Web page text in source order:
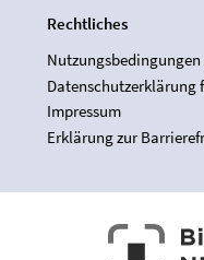
Rechtliches
Nutzungsbedingungen
Datenschutzerklärung
Impressum
Erklärung zur